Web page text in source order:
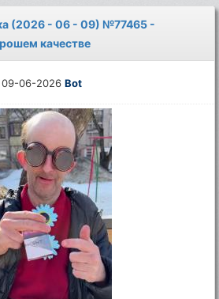
(2026 - 06 - 09) №77465 -
качестве
09-06-2026Bot